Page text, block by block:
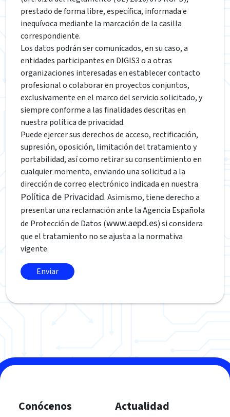
prestado de forma libre, específica, informada e
inequívoca mediante la marcación de la casilla
correspondiente.
Los datos podrán ser comunicados, en su caso, a
entidades participantes en DIGIS3 o a otras
organizaciones interesadas en establecer contacto
profesional o colaborar en proyectos conjuntos,
exclusivamente en el marco del servicio solicitado, y
siempre conforme a las finalidades descritas en
nuestra política de privacidad.
Puede ejercer sus derechos de acceso, rectificación,
supresión, oposición, limitación del tratamiento y
portabilidad, así como retirar su consentimiento en
cualquier momento, enviando una solicitud a la
dirección de correo electrónico indicada en nuestra
Política de Privacidad. Asimismo, tiene derecho a
presentar una reclamación ante la Agencia Española
de Protección de Datos (www.aepd.es) si considera
que el tratamiento no se ajusta a la normativa
vigente.
Conócenos Actualidad